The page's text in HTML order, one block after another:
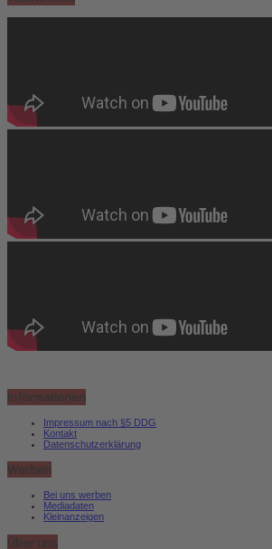
Informationen
Impressum nach §5 DDG
Kontakt
Datenschutzerklärung
Werben
Bei uns werben
Mediadaten
Kleinanzeigen
Über uns